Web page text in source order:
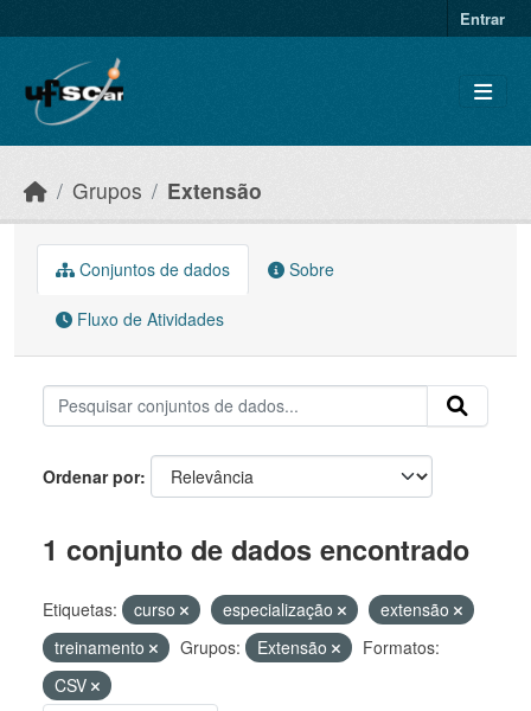
Entrar
Grupos Extensão
Conjuntos de dados Sobre
Fluxo de Atividades
Ordenar por
1 conjunto de dados encontrado
Etiquetas: curso especialização
extensão
treinamento
Grupos: Extensão
Formatos:
CSV